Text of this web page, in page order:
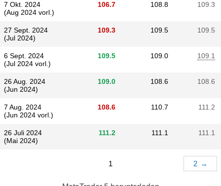
7 Okt. 2024
(Aug 2024 vorl.)
106.7 108.8 109.3
27 Sept. 2024
(Jul 2024)
109.3 109.5 109.5
6 Sept. 2024
(Jul 2024 vorl.)
109.5 109.0 109.1
26 Aug. 2024
(Jun 2024)
109.0 108.6 108.6
7 Aug. 2024
(Jun 2024 vorl.)
108.6 110.7 111.2
26 Juli 2024
(Mai 2024)
111.2 111.1 111.1
1 2 →